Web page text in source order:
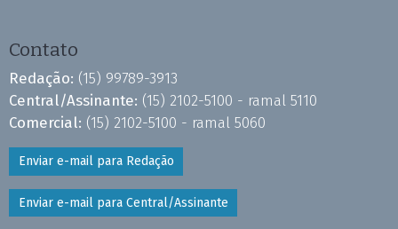
Contato
Redação: (15) 99789-3913
Central/Assinante: (15) 2102-5100 - ramal 5110
Comercial: (15) 2102-5100 - ramal 5060
Enviar e-mail para Redação
Enviar e-mail para Central/Assinante